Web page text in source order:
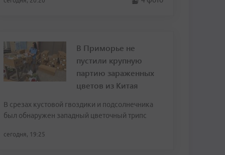
В Приморье не
пустили крупную
партию зараженных
цветов из Китая
В срезах кустовой гвоздики и подсолнечника
был обнаружен западный цветочный трипс
сегодня, 19:25